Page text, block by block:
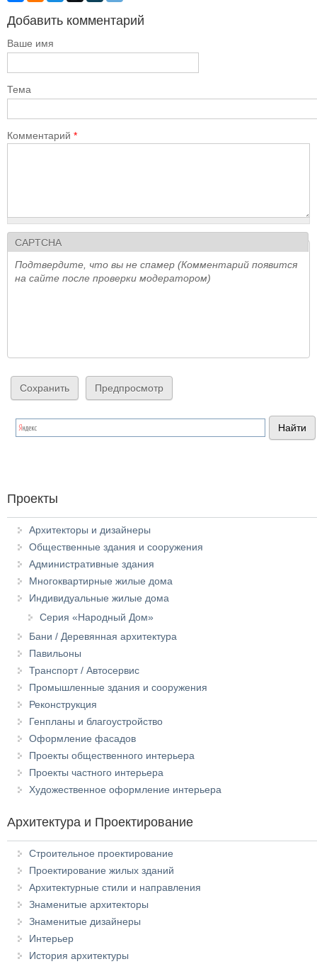
Добавить комментарий
Ваше имя
Тема
Комментарий *
CAPTCHA
Подтвердите, что вы не спамер (Комментарий появится
на сайте после проверки модератором)
Проекты
Архитекторы и дизайнеры
Общественные здания и сооружения
Административные здания
Многоквартирные жилые дома
Индивидуальные жилые дома
Серия «Народный Дом»
Бани / Деревянная архитектура
Павильоны
Транспорт / Автосервис
Промышленные здания и сооружения
Реконструкция
Генпланы и благоустройство
Оформление фасадов
Проекты общественного интерьера
Проекты частного интерьера
Художественное оформление интерьера
Архитектура и Проектирование
Строительное проектирование
Проектирование жилых зданий
Архитектурные стили и направления
Знаменитые архитекторы
Знаменитые дизайнеры
Интерьер
История архитектуры